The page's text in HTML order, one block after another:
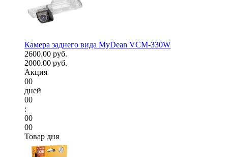
Камера заднего вида MyDean VCM-330W
2600.00 руб.
2000.00 руб.
Акция
00
дней
00
:
00
00
Товар дня